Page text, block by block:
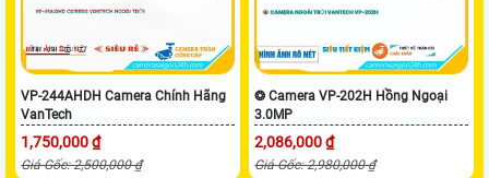
VP-244AHDH Camera Chính Hãng
VanTech
1,750,000 ₫
Giá Gốc: 2,500,000 ₫
❂ Camera VP-202H Hồng Ngoại
3.0MP
2,086,000 ₫
Giá Gốc: 2,980,000 ₫